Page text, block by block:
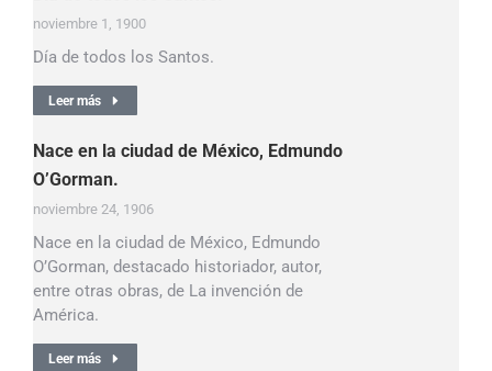
noviembre 1, 1900
Día de todos los Santos.
Leer más
Nace en la ciudad de México, Edmundo
O’Gorman.
noviembre 24, 1906
Nace en la ciudad de México, Edmundo
O’Gorman, destacado historiador, autor,
entre otras obras, de La invención de
América.
Leer más